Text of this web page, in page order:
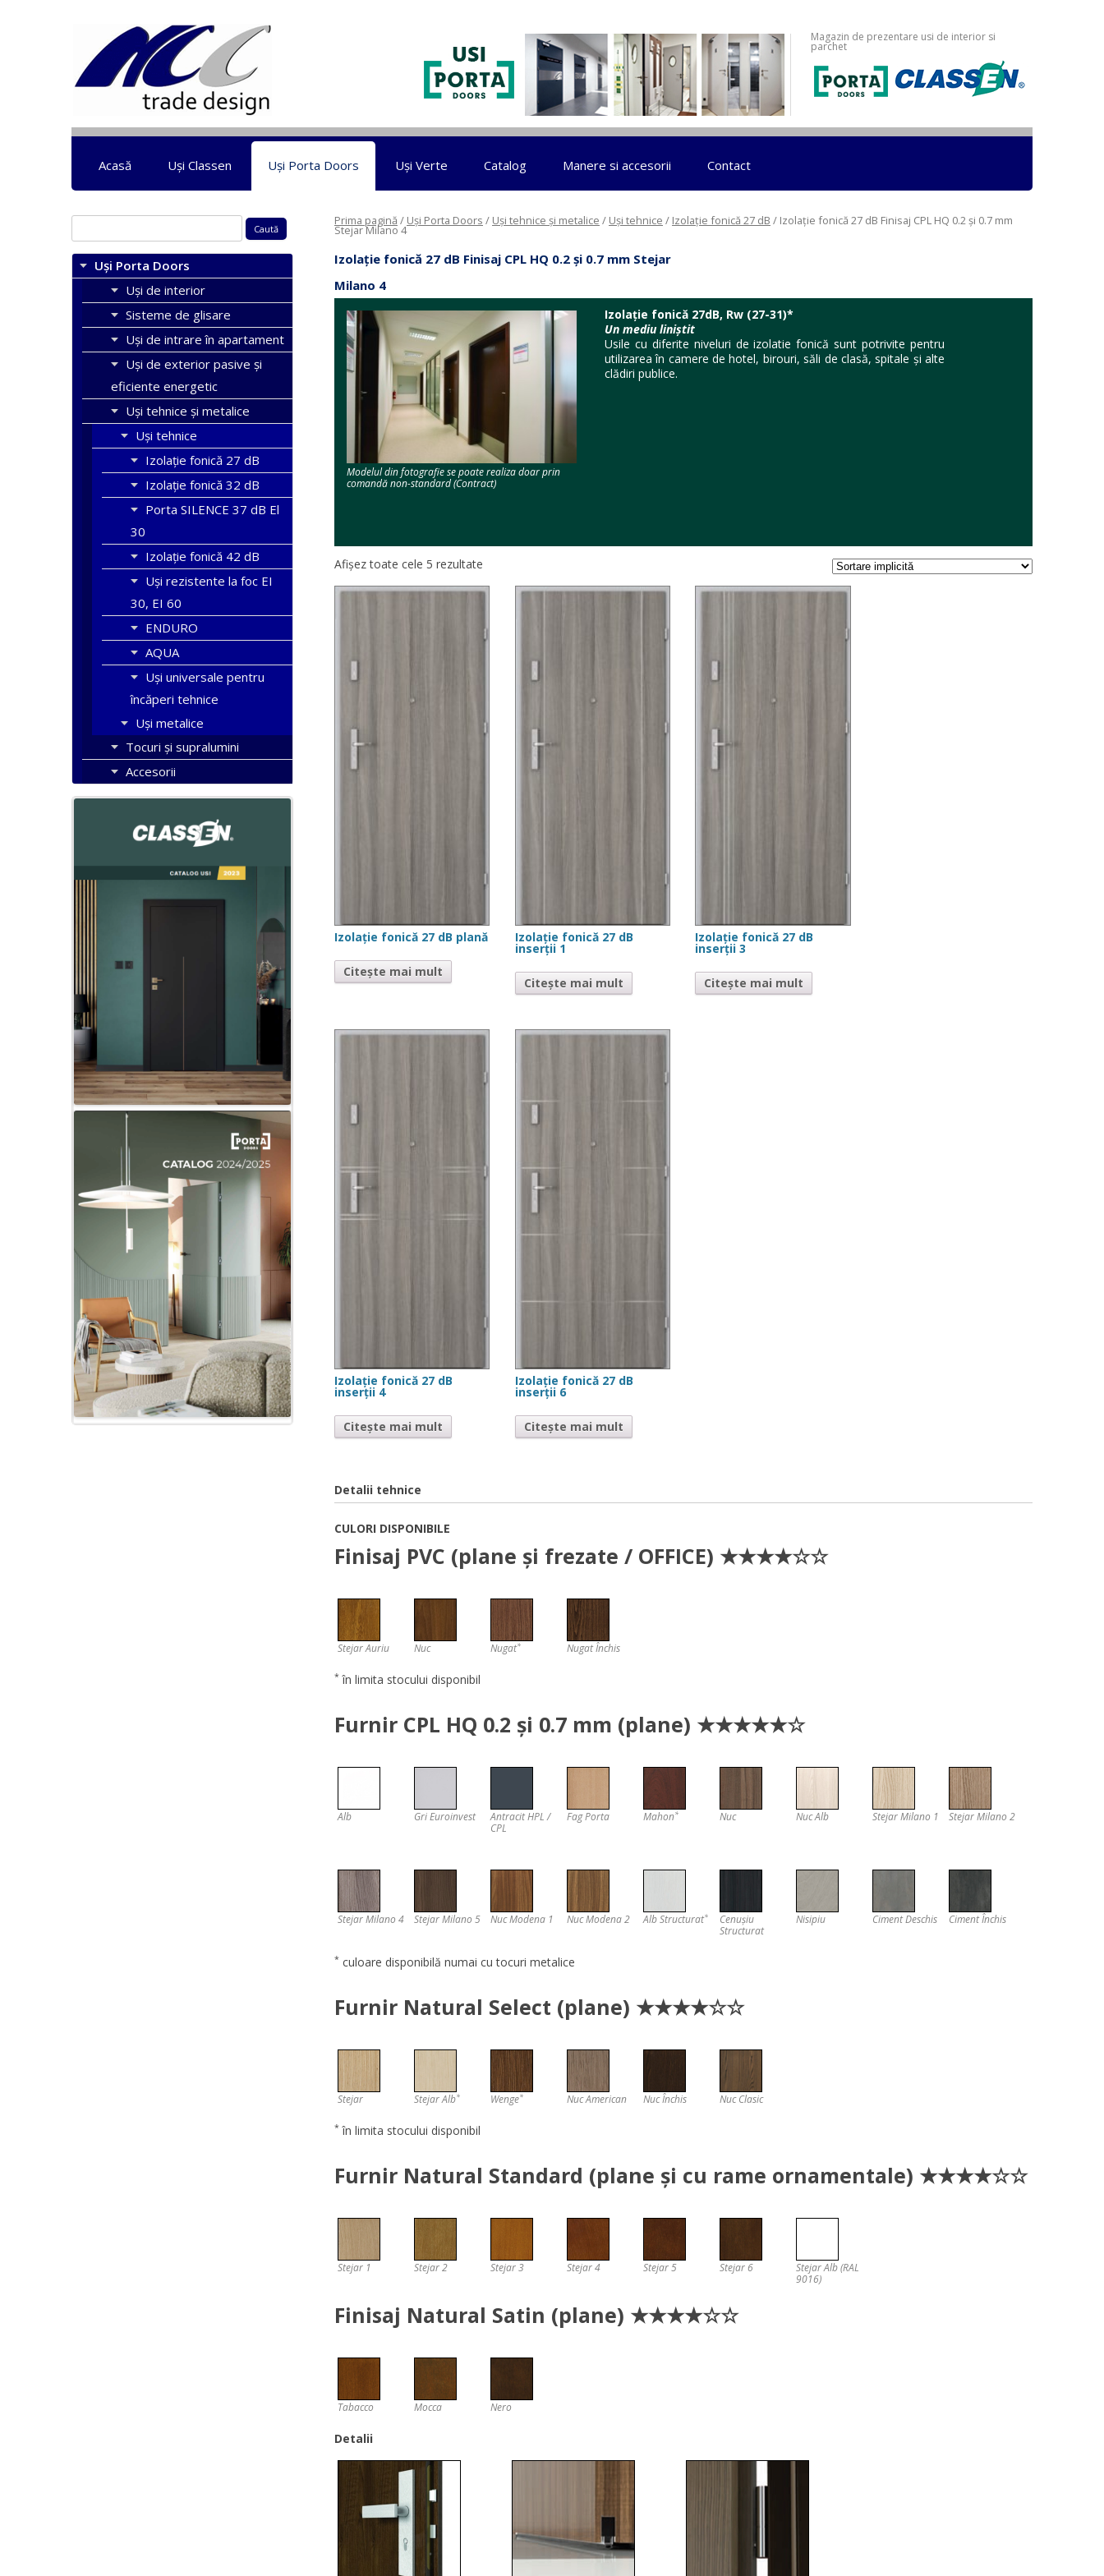
Magazin de prezentare usi de interior si
parchet
Sari la conținut
Acasă Uși Classen Uși Porta Doors Uși Verte Catalog Manere si accesorii Contact
Prima pagină / Uși Porta Doors / Uși tehnice și metalice / Uși tehnice / Izolație fonică 27 dB / Izolație fonică 27 dB Finisaj CPL HQ 0.2 și 0.7 mm
Stejar Milano 4
Izolație fonică 27 dB Finisaj CPL HQ 0.2 și 0.7 mm Stejar
Milano 4
Modelul din fotografie se poate realiza doar prin
comandă non-standard (Contract)
Izolație fonică 27dB, Rw (27-31)*
Un mediu liniștit
Usile cu diferite niveluri de izolatie fonică sunt potrivite pentru
utilizarea în camere de hotel, birouri, săli de clasă, spitale şi alte
clădiri publice.
Afișez toate cele 5 rezultate
Izolație fonică 27 dB plană
Citește mai mult
Izolație fonică 27 dB
inserții 1
Citește mai mult
Izolație fonică 27 dB
inserții 3
Citește mai mult
Izolație fonică 27 dB
inserții 4
Citește mai mult
Izolație fonică 27 dB
inserții 6
Citește mai mult
Detalii tehnice
CULORI DISPONIBILE
Finisaj PVC (plane și frezate / OFFICE) ★★★★☆☆
Stejar Auriu Nuc Nugat* Nugat Închis
* în limita stocului disponibil
Furnir CPL HQ 0.2 şi 0.7 mm (plane) ★★★★★☆
Alb Gri Euroinvest
Antracit HPL /
CPL
Fag Porta Mahon* Nuc Nuc Alb Stejar Milano 1 Stejar Milano 2
Stejar Milano 4 Stejar Milano 5 Nuc Modena 1 Nuc Modena 2 Alb Structurat*
Cenușiu
Structurat
Nisipiu Ciment Deschis Ciment Închis
* culoare disponibilă numai cu tocuri metalice
Furnir Natural Select (plane) ★★★★☆☆
Stejar Stejar Alb* Wenge* Nuc American Nuc Închis Nuc Clasic
* în limita stocului disponibil
Furnir Natural Standard (plane și cu rame ornamentale) ★★★★☆☆
Stejar 1 Stejar 2 Stejar 3 Stejar 4 Stejar 5 Stejar 6
Stejar Alb (RAL
9016)
Finisaj Natural Satin (plane) ★★★★☆☆
Tabacco Mocca Nero
Detalii
după:
Uși Porta Doors
Uși de interior
Sisteme de glisare
Uși de intrare în apartament
Uşi de exterior pasive şi
eficiente energetic
Uși tehnice și metalice
Uși tehnice
Izolație fonică 27 dB
Izolație fonică 32 dB
Porta SILENCE 37 dB El
30
Izolație fonică 42 dB
Uși rezistente la foc EI
30, EI 60
ENDURO
AQUA
Uşi universale pentru
încăperi tehnice
Uşi metalice
Tocuri şi supralumini
Accesorii